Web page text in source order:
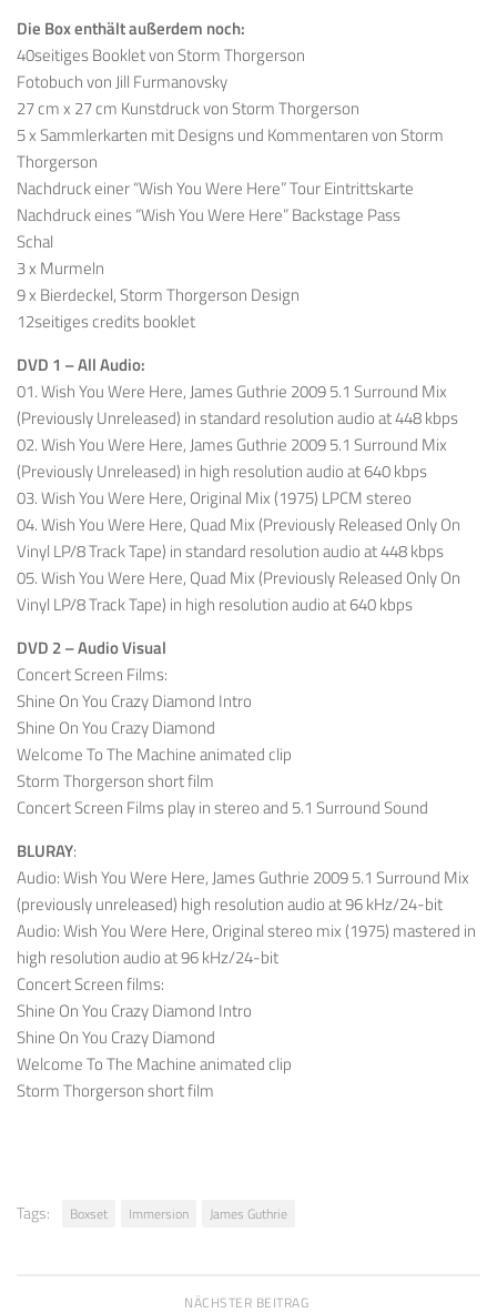
Die Box enthält außerdem noch:
40seitiges Booklet von Storm Thorgerson
Fotobuch von Jill Furmanovsky
27 cm x 27 cm Kunstdruck von Storm Thorgerson
5 x Sammlerkarten mit Designs und Kommentaren von Storm
Thorgerson
Nachdruck einer “Wish You Were Here” Tour Eintrittskarte
Nachdruck eines “Wish You Were Here” Backstage Pass
Schal
3 x Murmeln
9 x Bierdeckel, Storm Thorgerson Design
12seitiges credits booklet
DVD 1 – All Audio:
01. Wish You Were Here, James Guthrie 2009 5.1 Surround Mix
(Previously Unreleased) in standard resolution audio at 448 kbps
02. Wish You Were Here, James Guthrie 2009 5.1 Surround Mix
(Previously Unreleased) in high resolution audio at 640 kbps
03. Wish You Were Here, Original Mix (1975) LPCM stereo
04. Wish You Were Here, Quad Mix (Previously Released Only On
Vinyl LP/8 Track Tape) in standard resolution audio at 448 kbps
05. Wish You Were Here, Quad Mix (Previously Released Only On
Vinyl LP/8 Track Tape) in high resolution audio at 640 kbps
DVD 2 – Audio Visual
Concert Screen Films:
Shine On You Crazy Diamond Intro
Shine On You Crazy Diamond
Welcome To The Machine animated clip
Storm Thorgerson short film
Concert Screen Films play in stereo and 5.1 Surround Sound
BLURAY:
Audio: Wish You Were Here, James Guthrie 2009 5.1 Surround Mix
(previously unreleased) high resolution audio at 96 kHz/24-bit
Audio: Wish You Were Here, Original stereo mix (1975) mastered in
high resolution audio at 96 kHz/24-bit
Concert Screen films:
Shine On You Crazy Diamond Intro
Shine On You Crazy Diamond
Welcome To The Machine animated clip
Storm Thorgerson short film
Tags: Boxset Immersion James Guthrie
NÄCHSTER BEITRAG